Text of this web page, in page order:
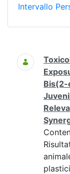
Intervallo
Ricerca
Bis(2-